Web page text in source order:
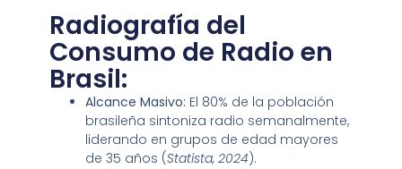
Radiografía del
Consumo de Radio en
Brasil:
Alcance Masivo: El 80% de la población
brasileña sintoniza radio semanalmente,
liderando en grupos de edad mayores
de 35 años (Statista, 2024).